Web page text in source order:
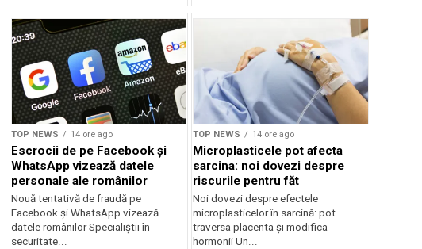
TOP NEWS 14 ore ago
Escrocii de pe Facebook și
WhatsApp vizează datele
personale ale românilor
Nouă tentativă de fraudă pe
Facebook și WhatsApp vizează
datele românilor Specialiștii în
securitate...
TOP NEWS 14 ore ago
Microplasticele pot afecta
sarcina: noi dovezi despre
riscurile pentru făt
Noi dovezi despre efectele
microplasticelor în sarcină: pot
traversa placenta și modifica
hormonii Un...